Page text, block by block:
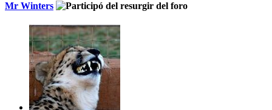
Mr Winters